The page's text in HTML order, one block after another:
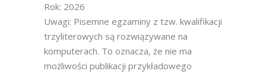
Rok: 2026
Uwagi: Pisemne egzaminy z tzw. kwalifikacji
trzyliterowych są rozwiązywane na
komputerach. To oznacza, że nie ma
możliwości publikacji przykładowego